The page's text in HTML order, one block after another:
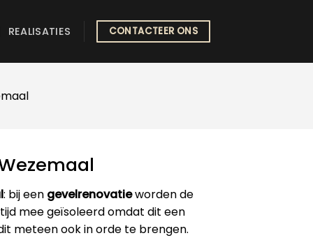
REALISATIES CONTACTEER ONS
: bij een gevelrenovatieworden de
mee geïsoleerd omdat dit een
meteen ook in orde te brengen.